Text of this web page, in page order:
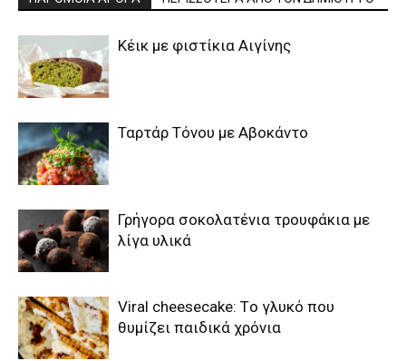
Κέικ με φιστίκια Αιγίνης
Ταρτάρ Τόνου με Αβοκάντο
Γρήγορα σοκολατένια τρουφάκια με
λίγα υλικά
Viral cheesecake: Tο γλυκό που
θυμίζει παιδικά χρόνια